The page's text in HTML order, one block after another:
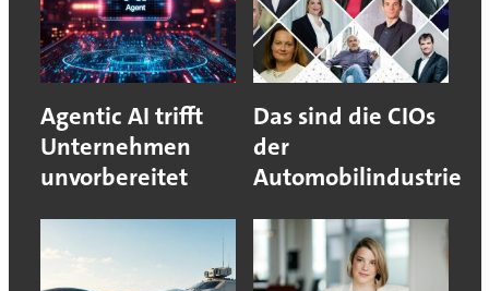
Agentic AI trifft
Unternehmen
unvorbereitet
Das sind die CIOs
der
Automobilindustrie